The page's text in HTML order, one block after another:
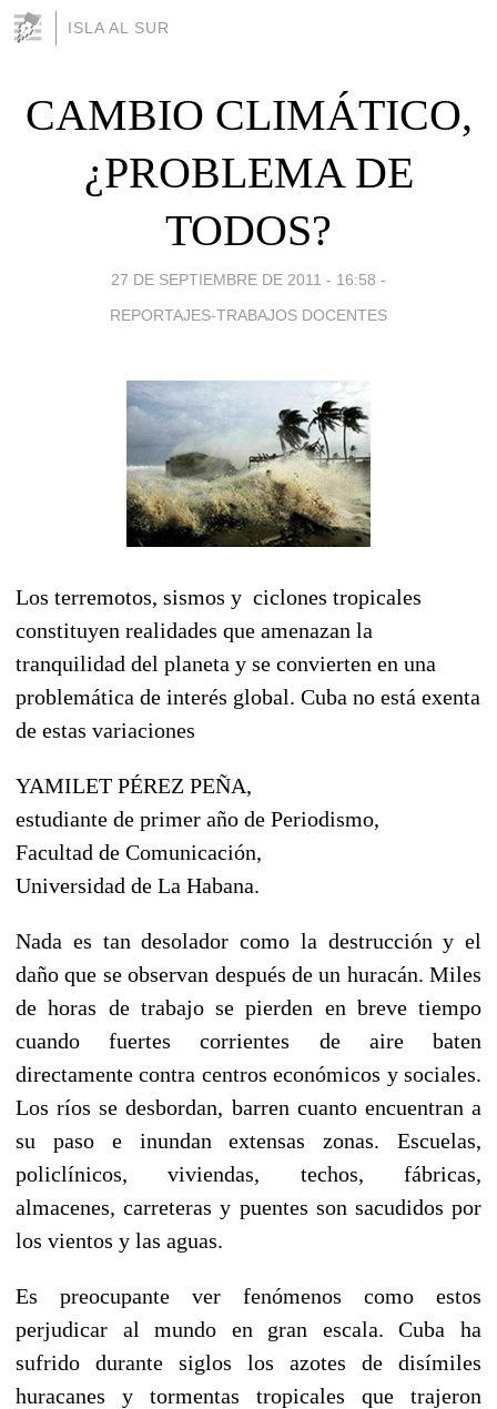
ISLA AL SUR
CAMBIO CLIMÁTICO,
¿PROBLEMA DE
TODOS?
27 DE SEPTIEMBRE DE 2011 - 16:58 -
REPORTAJES-TRABAJOS DOCENTES
Los terremotos, sismos y ciclones tropicales
constituyen realidades que amenazan la
tranquilidad del planeta y se convierten en una
problemática de interés global. Cuba no está exenta
de estas variaciones
YAMILET PÉREZ PEÑA,
estudiante de primer año de Periodismo,
Facultad de Comunicación,
Universidad de La Habana.
Nada es tan desolador como la destrucción y el
daño que se observan después de un huracán. Miles
de horas de trabajo se pierden en breve tiempo
cuando fuertes corrientes de aire baten
directamente contra centros económicos y sociales.
Los ríos se desbordan, barren cuanto encuentran a
su paso e inundan extensas zonas. Escuelas,
policlínicos, viviendas, techos, fábricas,
almacenes, carreteras y puentes son sacudidos por
los vientos y las aguas.
Es preocupante ver fenómenos como estos
perjudicar al mundo en gran escala. Cuba ha
sufrido durante siglos los azotes de disímiles
huracanes y tormentas tropicales que trajeron